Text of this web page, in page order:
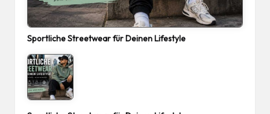
Sportliche Streetwear für Deinen Lifestyle